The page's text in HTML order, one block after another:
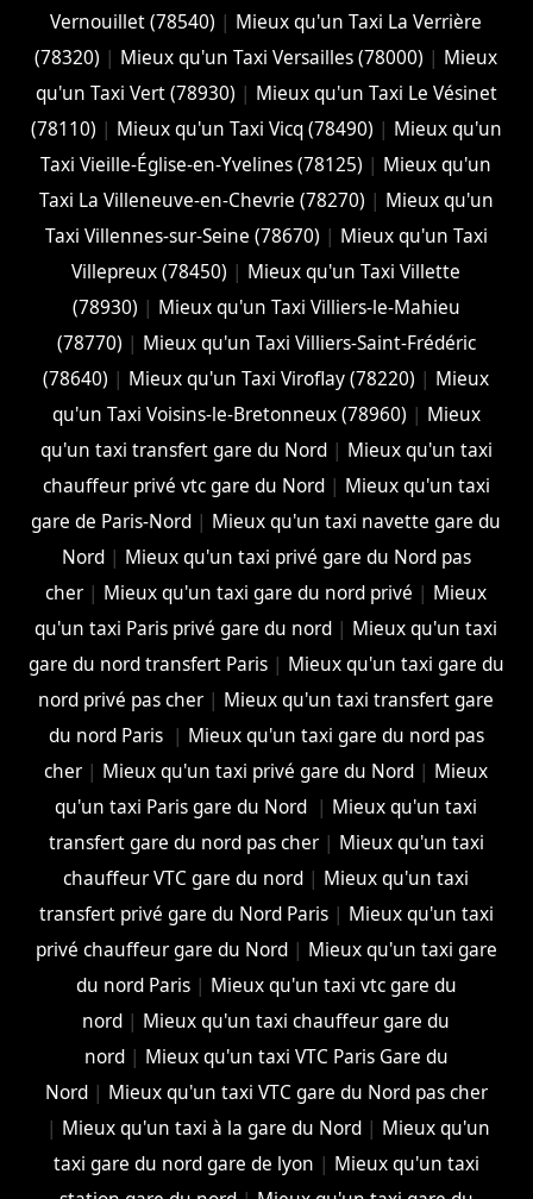
Vernouillet (78540) | Mieux qu'un Taxi La Verrière
(78320) | Mieux qu'un Taxi Versailles (78000) | Mieux
qu'un Taxi Vert (78930) | Mieux qu'un Taxi Le Vésinet
(78110) | Mieux qu'un Taxi Vicq (78490) | Mieux qu'un
Taxi Vieille-Église-en-Yvelines (78125) | Mieux qu'un
Taxi La Villeneuve-en-Chevrie (78270) | Mieux qu'un
Taxi Villennes-sur-Seine (78670) | Mieux qu'un Taxi
Villepreux (78450) | Mieux qu'un Taxi Villette
(78930) | Mieux qu'un Taxi Villiers-le-Mahieu
(78770) | Mieux qu'un Taxi Villiers-Saint-Frédéric
(78640) | Mieux qu'un Taxi Viroflay (78220) | Mieux
qu'un Taxi Voisins-le-Bretonneux (78960) | Mieux
qu'un taxi transfert gare du Nord| Mieux qu'un taxi
chauffeur privé vtc gare du Nord| Mieux qu'un taxi
gare de Paris-Nord | Mieux qu'un taxi navette gare du
Nord| Mieux qu'un taxi privé gare du Nord pas
cher | Mieux qu'un taxi gare du nord privé | Mieux
qu'un taxi Paris privé gare du nord | Mieux qu'un taxi
gare du nord transfert Paris| Mieux qu'un taxi gare du
nord privé pas cher | Mieux qu'un taxi transfert gare
du nord Paris | Mieux qu'un taxi gare du nord pas
cher | Mieux qu'un taxi privé gare du Nord | Mieux
qu'un taxi Paris gare du Nord | Mieux qu'un taxi
transfert gare du nord pas cher| Mieux qu'un taxi
chauffeur VTC gare du nord | Mieux qu'un taxi
transfert privé gare du Nord Paris| Mieux qu'un taxi
privé chauffeur gare du Nord| Mieux qu'un taxi gare
du nord Paris| Mieux qu'un taxi vtc gare du
nord | Mieux qu'un taxi chauffeur gare du
nord| Mieux qu'un taxi VTC Paris Gare du
Nord| Mieux qu'un taxi VTC gare du Nord pas cher
| Mieux qu'un taxi à la gare du Nord | Mieux qu'un
taxi gare du nord gare de lyon | Mieux qu'un taxi